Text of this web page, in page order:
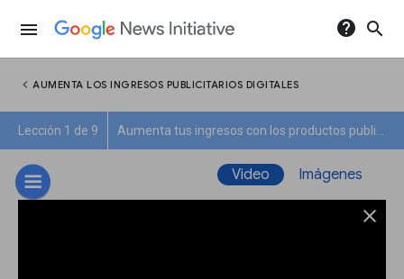
menu help search
chevron_left AUMENTA LOS INGRESOS PUBLICITARIOS DIGITALES
Lección 1 de 9
Video Imágenes
close